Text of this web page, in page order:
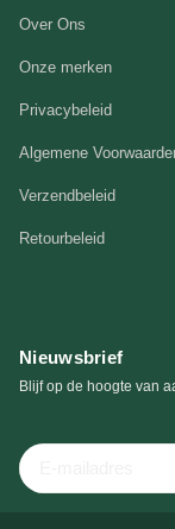
Over Ons
Onze merken
Privacybeleid
Algemene
Verzendbeleid
Retourbeleid
Nieuwsbrief
Blijf op de hoogte van